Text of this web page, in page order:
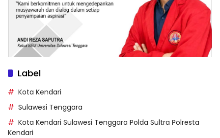
Label
Kota Kendari
Sulawesi Tenggara
Kota Kendari Sulawesi Tenggara Polda Sultra Polresta
Kendari